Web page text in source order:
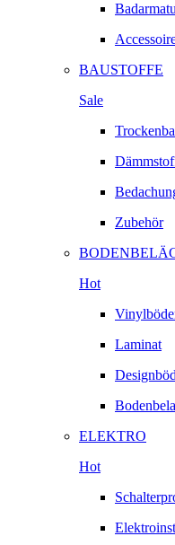
BAUSTOFFE
Sale
Zubehör
Hot
Laminat
ELEKTRO
Hot